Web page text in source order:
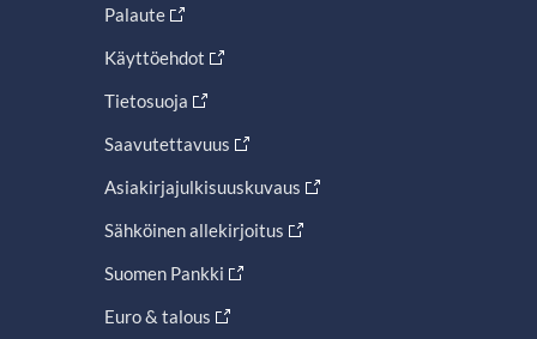
Palaute
Käyttöehdot
Tietosuoja
Saavutettavuus
Asiakirjajulkisuuskuvaus
Sähköinen allekirjoitus
Suomen Pankki
Euro & talous